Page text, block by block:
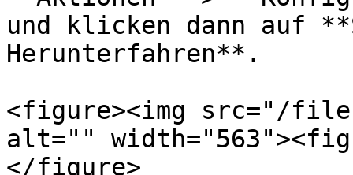
und klicken dann auf
Herunterfahren**.
<figure><img src="/files/
alt=""
</figure>